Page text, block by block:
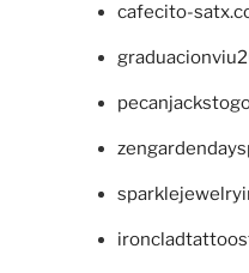
cafecito-